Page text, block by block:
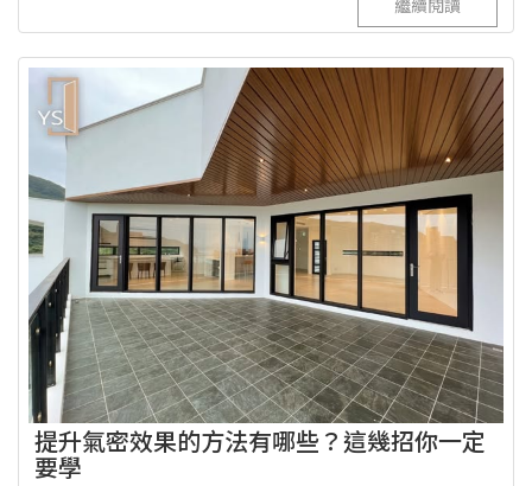
繼續閱讀
提升氣密效果的方法有哪些？這幾招你一定
要學